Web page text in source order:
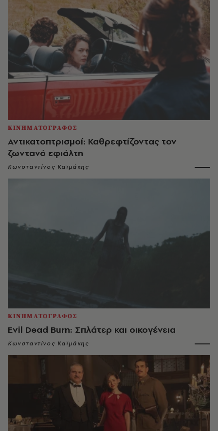
ΚΙΝΗΜΑΤΟΓΡΑΦΟΣ
Αντικατοπτρισμοί: Καθρεφτίζοντας τον
ζωντανό εφιάλτη
Κωνσταντίνος Καϊμάκης
ΚΙΝΗΜΑΤΟΓΡΑΦΟΣ
Evil Dead Burn: Σπλάτερ και οικογένεια
Κωνσταντίνος Καϊμάκης